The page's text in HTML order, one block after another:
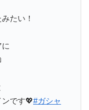
たい！
です💖#ガシャ